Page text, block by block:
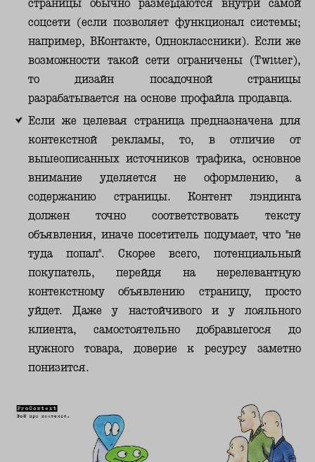
страницы обычно размещаются внутри самой
соцсети (если позволяет функционал системы;
например, ВКонтакте, Одноклассники). Если же
возможности такой сети ограничены (Twitter),
то дизайн посадочной страницы
разрабатывается на основе профайла продавца.
Если же целевая страница предназначена для
контекстной рекламы, то, в отличие от
вышеописанных источников трафика, основное
внимание уделяется не оформлению, а
содержанию страницы. Контент лэндинга
должен точно соответствовать тексту
объявления, иначе посетитель подумает, что "не
туда попал". Скорее всего, потенциальный
покупатель, перейдя на нерелевантную
контекстному объявлению страницу, просто
уйдет. Даже у настойчивого и у лояльного
клиента, самостоятельно добравшегося до
нужного товара, доверие к ресурсу заметно
понизится.